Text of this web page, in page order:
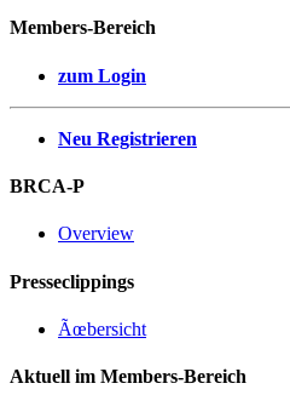
Members-Bereich
zum Login
Neu Registrieren
BRCA-P
Overview
Presseclippings
Ãœbersicht
Aktuell im Members-Bereich